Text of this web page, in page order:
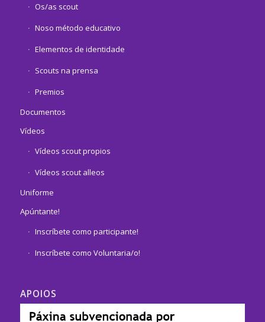
Os/as scout
Noso método educativo
Elementos de identidade
Scouts na prensa
Premios
Documentos
Vídeos
Vídeos scout propios
Vídeos scout alleos
Uniforme
Apúntante!
Inscríbete como participante!
Inscríbete como Voluntaria/o!
APOIOS